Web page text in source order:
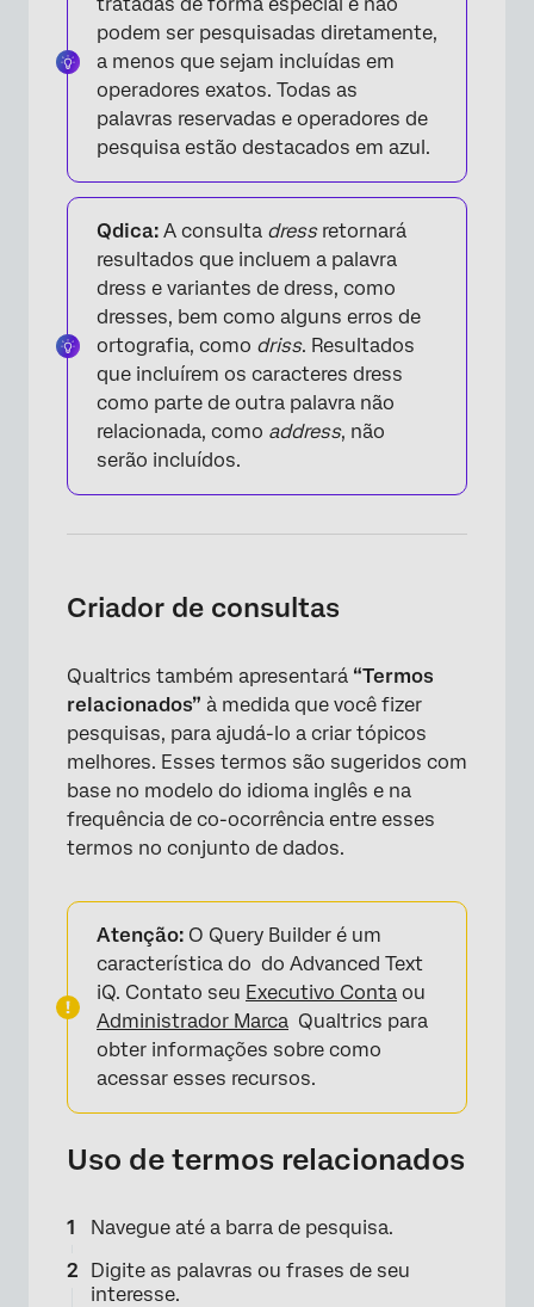
×
×
podem ser pesquisadas diretamente,
a menos que sejam incluídas em
operadores exatos. Todas as
palavras reservadas e operadores de
pesquisa estão destacados em azul.
Qdica: A consulta dressretornará
resultados que incluem a palavra
dress e variantes de dress, como
dresses, bem como alguns erros de
ortografia, como driss. Resultados
que incluírem os caracteres dress
como parte de outra palavra não
relacionada, como address, não
serão incluídos.
Criador de consultas
Qualtrics também apresentará “Termos
relacionados” à medida que você fizer
pesquisas, para ajudá-lo a criar tópicos
melhores. Esses termos são sugeridos com
base no modelo do idioma inglês e na
frequência de co-ocorrência entre esses
termos no conjunto de dados.
Atenção: O Query Builder é um
característica do do Advanced Text
iQ. Contato seu Executivo Conta ou
Administrador Marca Qualtrics para
obter informações sobre como
acessar esses recursos.
Uso de termos relacionados
Navegue até a barra de pesquisa.
Digite as palavras ou frases de seu
interesse.